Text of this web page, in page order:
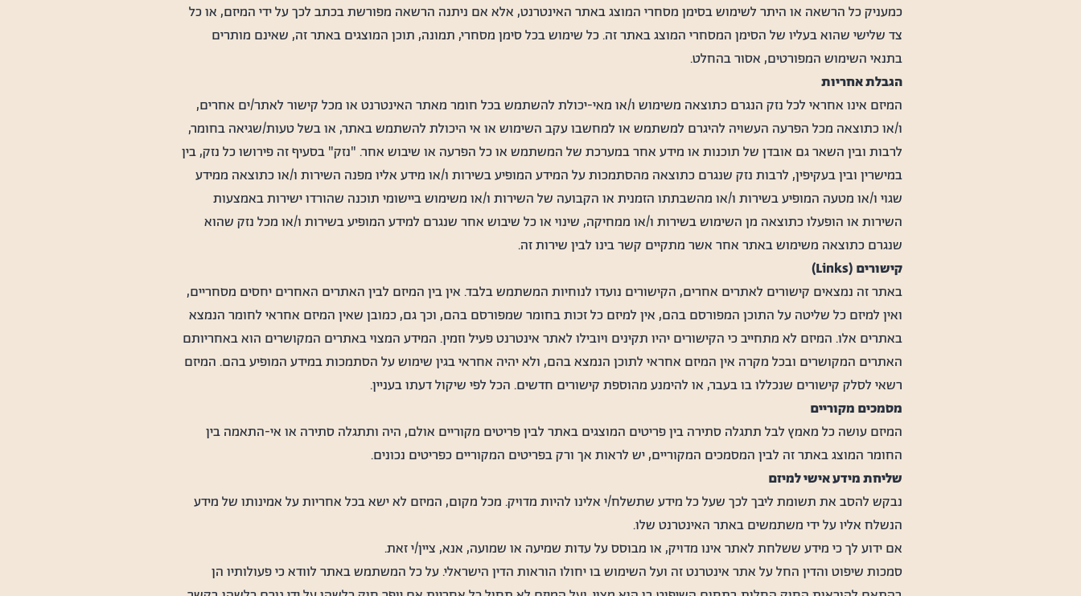
כמעניק כל הרשאה או היתר לשימוש בסימן מסחרי המוצג באתר האינטרנט, אלא אם ניתנה הרשאה מפורשת בכתב לכך על ידי המיזם, או כל
צד שלישי שהוא בעליו של הסימן המסחרי המוצג באתר זה. כל שימוש בכל סימן מסחרי, תמונה, תוכן המוצגים באתר זה, שאינם מותרים
בתנאי השימוש המפורטים, אסור בהחלט.
הגבלת אחריות
המיזם אינו אחראי לכל נזק הנגרם כתוצאה משימוש ו/או מאי-יכולת להשתמש בכל חומר מאתר האינטרנט או מכל קישור לאתר/ים אחרים,
ו/או כתוצאה מכל הפרעה העשויה להיגרם למשתמש או למחשבו עקב השימוש או אי היכולת להשתמש באתר, או בשל טעות/שגיאה בחומר,
לרבות ובין השאר גם אובדן של תוכנות או מידע אחר במערכת של המשתמש או כל הפרעה או שיבוש אחר. "נזק" בסעיף זה פירושו כל נזק, בין
במישרין ובין בעקיפין, לרבות נזק שנגרם כתוצאה מהסתמכות על המידע המופיע בשירות ו/או מידע אליו מפנה השירות ו/או כתוצאה ממידע
שגוי ו/או מטעה המופיע בשירות ו/או מהשבתתו הזמנית או הקבועה של השירות ו/או משימוש ביישומי תוכנה שהורדו ישירות באמצעות
השירות או הופעלו כתוצאה מן השימוש בשירות ו/או ממחיקה, שינוי או כל שיבוש אחר שנגרם למידע המופיע בשירות ו/או מכל נזק שהוא
שנגרם כתוצאה משימוש באתר אחר אשר מתקיים קשר בינו לבין שירות זה.
קישורים (Links)
באתר זה נמצאים קישורים לאתרים אחרים, הקישורים נועדו לנוחיות המשתמש בלבד. אין בין המיזם לבין האתרים האחרים יחסים מסחריים,
ואין למיזם כל שליטה על התוכן המפורסם בהם, אין למיזם כל זכות בחומר שמפורסם בהם, וכך גם, כמובן שאין המיזם אחראי לחומר הנמצא
באתרים אלו. המיזם לא מתחייב כי הקישורים יהיו תקינים ויובילו לאתר אינטרנט פעיל וזמין. המידע המצוי באתרים המקושרים הוא באחריותם
האתרים המקושרים ובכל מקרה אין המיזם אחראי לתוכן הנמצא בהם, ולא יהיה אחראי בגין שימוש על הסתמכות במידע המופיע בהם. המיזם
רשאי לסלק קישורים שנכללו בו בעבר, או להימנע מהוספת קישורים חדשים. הכל לפי שיקול דעתו בעניין.
מסמכים מקוריים
המיזם עושה כל מאמץ לבל תתגלה סתירה בין פריטים המוצגים באתר לבין פריטים מקוריים אולם, היה ותתגלה סתירה או אי-התאמה בין
החומר המוצג באתר זה לבין המסמכים המקוריים, יש לראות אך ורק בפריטים המקוריים כפריטים נכונים.
שליחת מידע אישי למיזם
נבקש להסב את תשומת ליבך לכך שעל כל מידע שתשלח/י אלינו להיות מדויק. מכל מקום, המיזם לא ישא בכל אחריות על אמינותו של מידע
הנשלח אליו על ידי משתמשים באתר האינטרנט שלו.
אם ידוע לך כי מידע ששלחת לאתר אינו מדויק, או מבוסס על עדות שמיעה או שמועה, אנא, ציין/י זאת.
סמכות שיפוט והדין החל על אתר אינטרנט זה ועל השימוש בו יחולו הוראות הדין הישראלי. על כל המשתמש באתר לוודא כי פעולותיו הן